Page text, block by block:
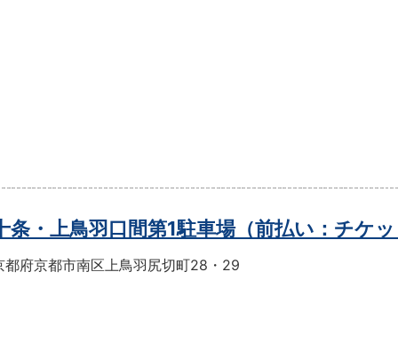
条・上鳥羽口間第1駐車場（前払い：チケ
都府京都市南区上鳥羽尻切町28・29